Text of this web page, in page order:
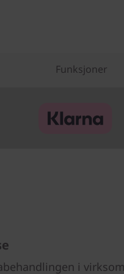
Funksjoner
i